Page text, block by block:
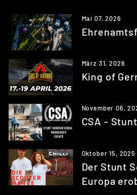
Mai 07, 2026
März 31, 2026
King of
November 06,
CSA -
Oktober 15, 2025
Der Stunt
Europa